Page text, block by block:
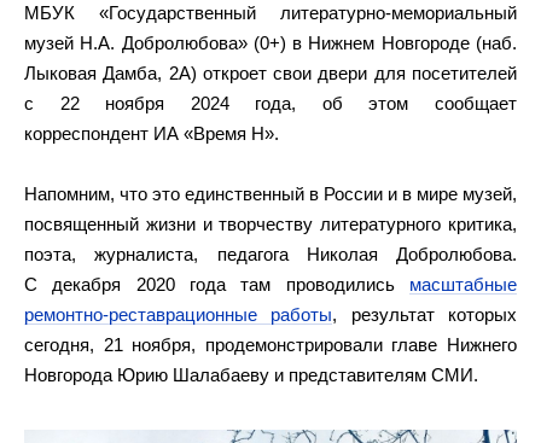
МБУК «Государственный литературно-мемориальный
музей Н.А. Добролюбова» (0+) в Нижнем Новгороде (наб.
Лыковая Дамба, 2А) откроет свои двери для посетителей
с 22 ноября 2024 года, об этом сообщает
корреспондент ИА «Время Н».
Напомним, что это единственный в России и в мире музей,
посвященный жизни и творчеству литературного критика,
поэта, журналиста, педагога Николая Добролюбова.
С декабря 2020 года там проводились масштабные
ремонтно-реставрационные работы, результат которых
сегодня, 21 ноября, продемонстрировали главе Нижнего
Новгорода Юрию Шалабаеву и представителям СМИ.